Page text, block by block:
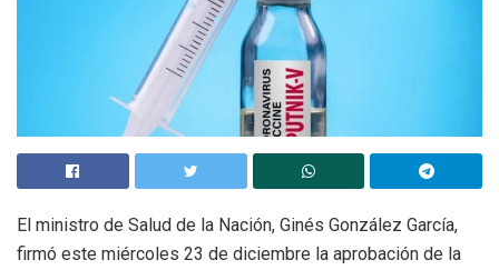
El ministro de Salud de la Nación, Ginés González García,
firmó este miércoles 23 de diciembre la aprobación de la